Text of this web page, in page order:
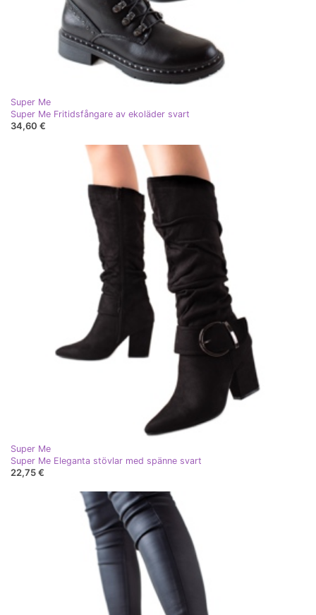
Super Me
Super Me Fritidsfångare av ekoläder svart
34,60 €
Super Me
Super Me Eleganta stövlar med spänne svart
22,75 €